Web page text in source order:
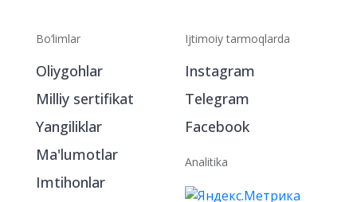
Bo‘limlar
Oliygohlar
Milliy sertifikat
Yangiliklar
Ma'lumotlar
Imtihonlar
Ijtimoiy tarmoqlarda
Instagram
Telegram
Facebook
Analitika